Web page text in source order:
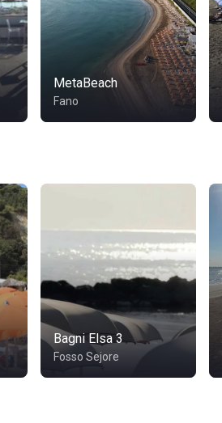
MetaBeach
Fano
Bagni Elsa 3
Fosso Sejore